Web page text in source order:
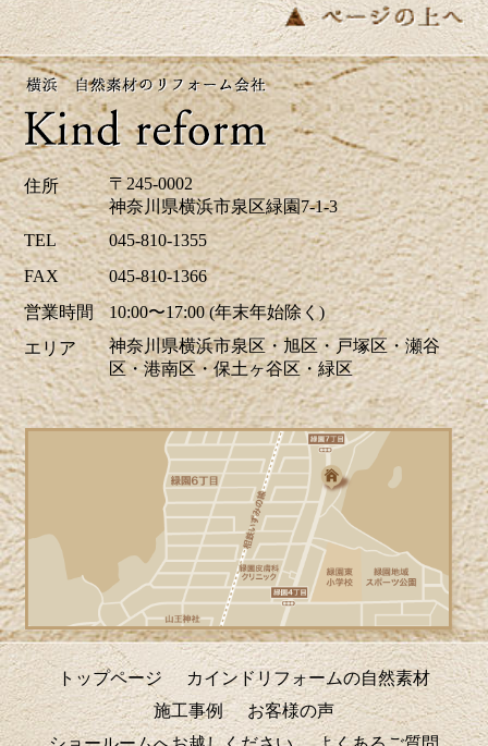
皆さま、こんにちは。夏のように暑い日
があり体調管理が難しいですね。横浜市
K区E様邸のバス・洗面のリフォーム事例
をアップ致しましたのでご覧下さい。お
見積り、ご相談は無料です。お気軽にお
問合せ下さい。
2026/04/24
ツツジの花が街を鮮やかに彩り、お出か
けにも最適な季節ですね。当社はゴール
デンウイーク中も休まず営業しておりま
す。リフォームに関するご相談、お見積
りなどお気軽にお問い合わせください。
ホームページでは、H区M様邸のキッチ
リフォーム、A区N様邸の玄関ドアリフォ
ーム事例を掲載致しました。リフォーム
のご参考に是非ご覧ください。皆様から
のお問合せをお待ちしております。
2026/04/17
青葉が美しい季節になりました。明るい
日差しを新しい窓で迎えませんか？環境
省が実施する「みらいエコ住宅2026事
業」で補助金の交付が決定しました。断
住所
〒245-0002
神奈川県横浜市泉区緑園7-1-3
TEL
045-810-1355
FAX
045-810-1366
営業時間
10:00〜17:00 (年末年始除く)
エリア
神奈川県横浜市泉区・旭区・戸塚区・瀬谷
区・港南区・保土ヶ谷区・緑区
トップページ
カインドリフォームの自然素材
施工事例
お客様の声